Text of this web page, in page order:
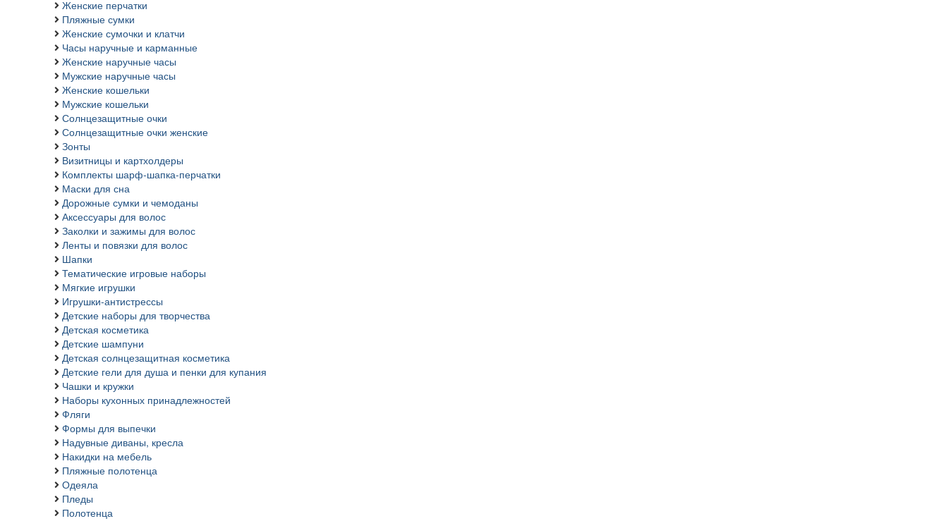
Женские перчатки
Пляжные сумки
Женские сумочки и клатчи
Часы наручные и карманные
Женские наручные часы
Мужские наручные часы
Женские кошельки
Мужские кошельки
Солнцезащитные очки
Солнцезащитные очки женские
Зонты
Визитницы и картхолдеры
Комплекты шарф-шапка-перчатки
Маски для сна
Дорожные сумки и чемоданы
Аксессуары для волос
Заколки и зажимы для волос
Ленты и повязки для волос
Шапки
Тематические игровые наборы
Мягкие игрушки
Игрушки-антистрессы
Детские наборы для творчества
Детская косметика
Детские шампуни
Детская солнцезащитная косметика
Детские гели для душа и пенки для купания
Чашки и кружки
Наборы кухонных принадлежностей
Фляги
Формы для выпечки
Надувные диваны, кресла
Накидки на мебель
Пляжные полотенца
Одеяла
Пледы
Полотенца